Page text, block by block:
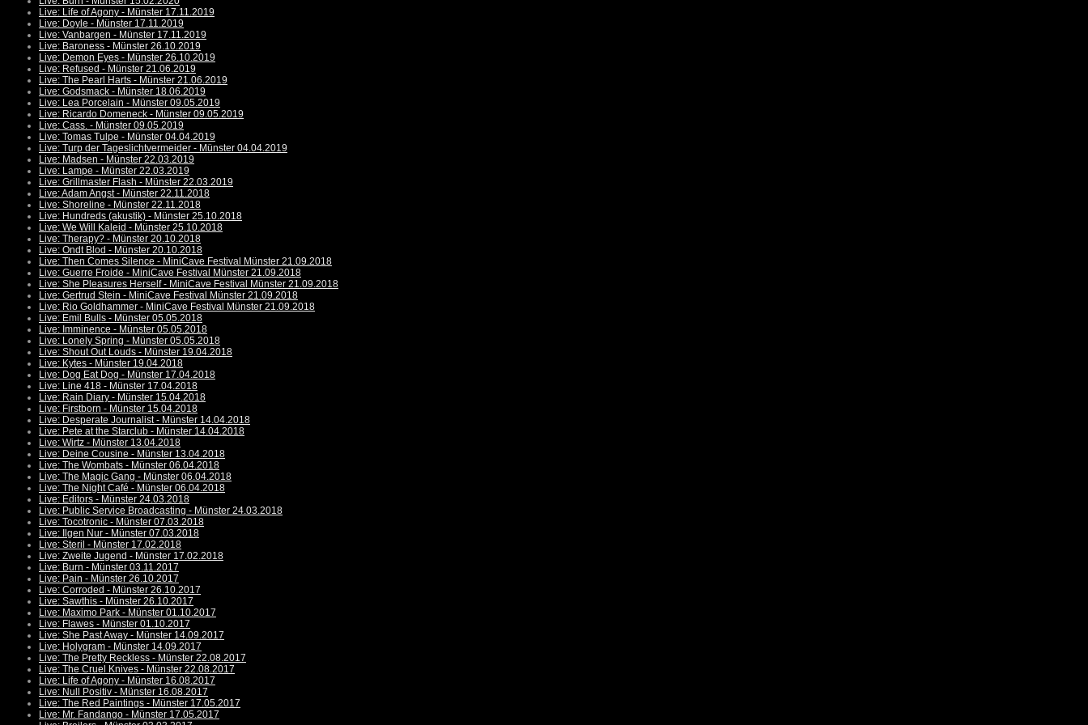
Live: Life of Agony - Münster 17.11.2019
Live: Doyle - Münster 17.11.2019
Live: Vanbargen - Münster 17.11.2019
Live: Baroness - Münster 26.10.2019
Live: Demon Eyes - Münster 26.10.2019
Live: Refused - Münster 21.06.2019
Live: The Pearl Harts - Münster 21.06.2019
Live: Godsmack - Münster 18.06.2019
Live: Lea Porcelain - Münster 09.05.2019
Live: Ricardo Domeneck - Münster 09.05.2019
Live: Cass. - Münster 09.05.2019
Live: Tomas Tulpe - Münster 04.04.2019
Live: Turp der Tageslichtvermeider - Münster 04.04.2019
Live: Madsen - Münster 22.03.2019
Live: Lampe - Münster 22.03.2019
Live: Grillmaster Flash - Münster 22.03.2019
Live: Adam Angst - Münster 22.11.2018
Live: Shoreline - Münster 22.11.2018
Live: Hundreds (akustik) - Münster 25.10.2018
Live: We Will Kaleid - Münster 25.10.2018
Live: Therapy? - Münster 20.10.2018
Live: Ondt Blod - Münster 20.10.2018
Live: Then Comes Silence - MiniCave Festival Münster 21.09.2018
Live: Guerre Froide - MiniCave Festival Münster 21.09.2018
Live: She Pleasures Herself - MiniCave Festival Münster 21.09.2018
Live: Gertrud Stein - MiniCave Festival Münster 21.09.2018
Live: Rio Goldhammer - MiniCave Festival Münster 21.09.2018
Live: Emil Bulls - Münster 05.05.2018
Live: Imminence - Münster 05.05.2018
Live: Lonely Spring - Münster 05.05.2018
Live: Shout Out Louds - Münster 19.04.2018
Live: Kytes - Münster 19.04.2018
Live: Dog Eat Dog - Münster 17.04.2018
Live: Line 418 - Münster 17.04.2018
Live: Rain Diary - Münster 15.04.2018
Live: Firstborn - Münster 15.04.2018
Live: Desperate Journalist - Münster 14.04.2018
Live: Pete at the Starclub - Münster 14.04.2018
Live: Wirtz - Münster 13.04.2018
Live: Deine Cousine - Münster 13.04.2018
Live: The Wombats - Münster 06.04.2018
Live: The Magic Gang - Münster 06.04.2018
Live: The Night Café - Münster 06.04.2018
Live: Editors - Münster 24.03.2018
Live: Public Service Broadcasting - Münster 24.03.2018
Live: Tocotronic - Münster 07.03.2018
Live: Ilgen Nur - Münster 07.03.2018
Live: Steril - Münster 17.02.2018
Live: Zweite Jugend - Münster 17.02.2018
Live: Burn - Münster 03.11.2017
Live: Pain - Münster 26.10.2017
Live: Corroded - Münster 26.10.2017
Live: Sawthis - Münster 26.10.2017
Live: Maximo Park - Münster 01.10.2017
Live: Flawes - Münster 01.10.2017
Live: She Past Away - Münster 14.09.2017
Live: Holygram - Münster 14.09.2017
Live: The Pretty Reckless - Münster 22.08.2017
Live: The Cruel Knives - Münster 22.08.2017
Live: Life of Agony - Münster 16.08.2017
Live: Null Positiv - Münster 16.08.2017
Live: The Red Paintings - Münster 17.05.2017
Live: Mr. Fandango - Münster 17.05.2017